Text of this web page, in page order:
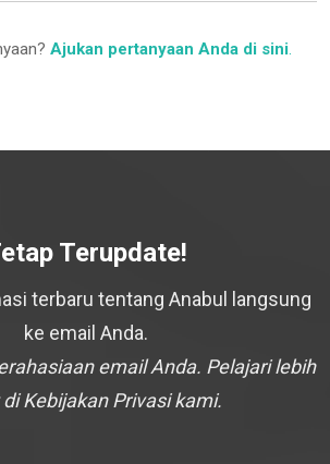
Ajukan pertanyaan Anda di sini.
Terupdate!
terbaru tentang Anabul langsung
ke email Anda.
email Anda. Pelajari lebih
Kebijakan Privasi kami.